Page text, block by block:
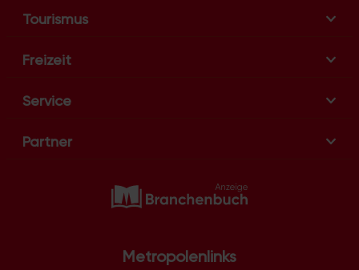
Tourismus
Freizeit
Service
Partner
Metropolenlinks